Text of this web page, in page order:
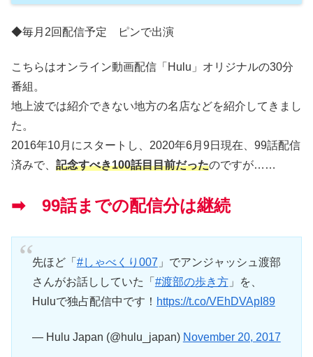
◆毎月2回配信予定 ピンで出演
こちらはオンライン動画配信「Hulu」オリジナルの30分
番組。
地上波では紹介できない地方の名店などを紹介してきまし
た。
2016年10月にスタートし、2020年6月9日現在、99話配信
済みで、 記念すべき100話目目前だったのですが……
➡ 99話までの配信分は継続
先ほど「 #しゃべくり007 」でアンジャッシュ渡部
さんがお話ししていた「 #渡部の歩き方」を、
Huluで独占配信中です！ https://t.co/VEhDVApI89
— Hulu Japan (@hulu_japan) November 20, 2017